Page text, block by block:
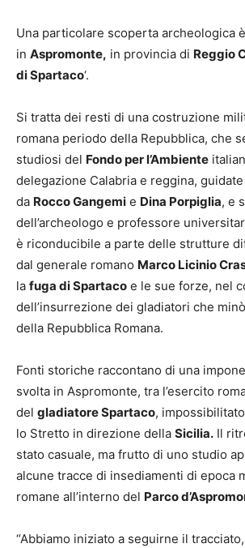
Una particolare scoperta archeologica
in Aspromonte, in provincia di Reggio
di Spartaco‘.
Si tratta dei resti di una costruzione
romana periodo della Repubblica, che
studiosi del Fondo per l’Ambiente
delegazione Calabria e reggina,
da Rocco Gangemi e Dina Porpiglia, e
dell’archeologo e professore
è riconducibile a parte delle strutture
dal generale romano Marco Licinio
la fuga di Spartaco e le sue forze, nel
dell’insurrezione dei gladiatori che
della Repubblica Romana.
Fonti storiche raccontano di una
svolta in Aspromonte, tra l’esercito
del gladiatore Spartaco,
lo Stretto in direzione della Sicilia. Il
stato casuale, ma frutto di uno studio
alcune tracce di insediamenti di epoca
romane all’interno del Parco
“Abbiamo iniziato a seguirne il